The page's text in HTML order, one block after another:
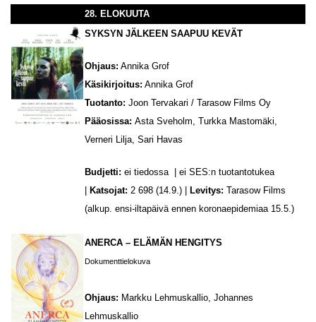
28. ELOKUUTA
SYKSYN JÄLKEEN SAAPUU KEVÄT
Ohjaus: Annika Grof
Käsikirjoitus: Annika Grof
Tuotanto: Joon Tervakari / Tarasow Films Oy
Pääosissa: Asta Sveholm, Turkka Mastomäki,
Verneri Lilja, Sari Havas
Budjetti: ei tiedossa | ei SES:n tuotantotukea
Katsojat: 2 698 (14.9.) | Levitys: Tarasow Films
(alkup. ensi-iltapäivä ennen koronaepidemiaa 15.5.)
ANERCA – ELÄMÄN HENGITYS
Dokumenttielokuva
Ohjaus: Markku Lehmuskallio, Johannes
Lehmuskallio